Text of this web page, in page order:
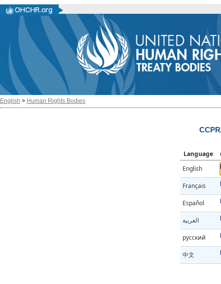
English > Human Rights Bodies
Language
English
Français
Español
العربية
русский
中文